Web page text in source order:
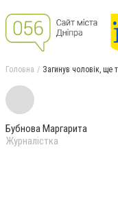
Головна Загинув чоловік, ще
Бубнова Маргарита
Журналістка